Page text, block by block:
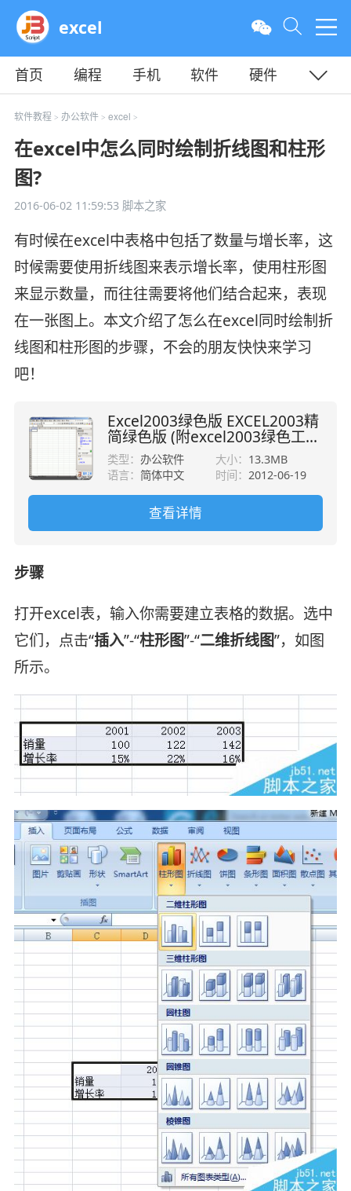
excel
首页 编程 手机 软件
硬件
教程
平面 服务器
软件教程 > 办公软件> excel >
在excel中怎么同时绘制折线图和柱形
图?
2016-06-02 11:59:53脚本之家
有时候在excel中表格中包括了数量与增长率，这
时候需要使用折线图来表示增长率，使用柱形图
来显示数量，而往往需要将他们结合起来，表现
在一张图上。本文介绍了怎么在excel同时绘制折
线图和柱形图的步骤，不会的朋友快快来学习
吧！
Excel2003绿色版 EXCEL2003精
简绿色版 (附excel2003绿色工
具)
类型：办公软件 大小： 13.3MB
语言： 简体中文 时间： 2012-06-19
查看详情
步骤
打开excel表，输入你需要建立表格的数据。选中
它们，点击“插入”-“柱形图”-“二维折线图”，如图
所示。